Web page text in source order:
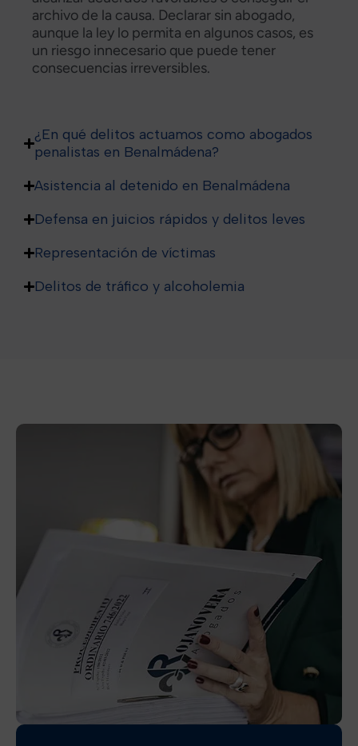
archivo de la causa. Declarar sin abogado,
aunque la ley lo permita en algunos casos, es
un riesgo innecesario que puede tener
consecuencias irreversibles.
¿En qué delitos actuamos como abogados
penalistas en Benalmádena?
Asistencia al detenido en Benalmádena
Defensa en juicios rápidos y delitos leves
Representación de víctimas
Delitos de tráfico y alcoholemia